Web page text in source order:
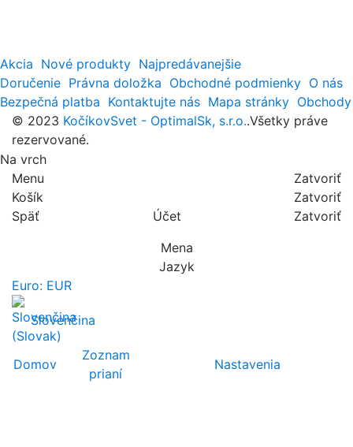
Akcia Nové produkty Najpredávanejšie
Doručenie Právna doložka Obchodné podmienky O nás
Bezpečná platba Kontaktujte nás Mapa stránky Obchody
© 2023 KočíkovSvet - OptimalSk, s.r.o..Všetky práve
rezervované.
Na vrch
Menu
Zatvoriť
Košík
Zatvoriť
Späť
Účet
Zatvoriť
Mena
Jazyk
Euro: EUR
Slovenčina
Domov
Zoznam
prianí
Nastavenia